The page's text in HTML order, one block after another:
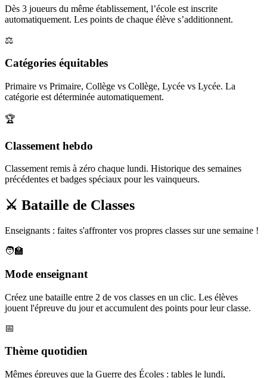
Dès 3 joueurs du même établissement, l’école est inscrite
automatiquement. Les points de chaque élève s’additionnent.
⚖️
Catégories équitables
Primaire vs Primaire, Collège vs Collège, Lycée vs Lycée. La
catégorie est déterminée automatiquement.
🏆
Classement hebdo
Classement remis à zéro chaque lundi. Historique des semaines
précédentes et badges spéciaux pour les vainqueurs.
⚔️ Bataille de Classes
Enseignants : faites s'affronter vos propres classes sur une semaine !
🧑‍🏫
Mode enseignant
Créez une bataille entre 2 de vos classes en un clic. Les élèves
jouent l'épreuve du jour et accumulent des points pour leur classe.
📅
Thème quotidien
Mêmes épreuves que la Guerre des Écoles : tables le lundi,